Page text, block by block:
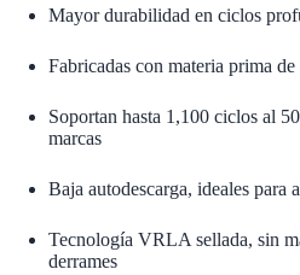
Mayor durabilidad en ciclos
Fabricadas con materia prima
Soportan hasta 1,100 ciclos al
marcas
Baja autodescarga, ideales para
Tecnología VRLA sellada, sin
derrames